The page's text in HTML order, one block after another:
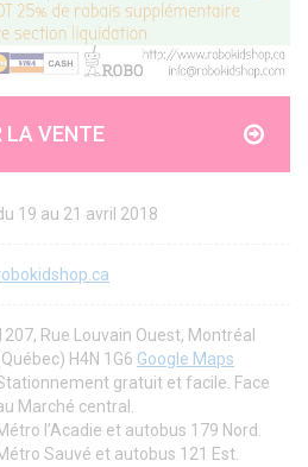
LA VENTE
19 au 21 avril 2018
Rue Louvain Ouest, Montréal
H4N 1G6 Google Maps
gratuit et facile. Face
Marché central.
l’Acadie et autobus 179 Nord.
Sauvé et autobus 121 Est.